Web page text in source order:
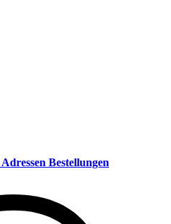
Adressen Bestellungen